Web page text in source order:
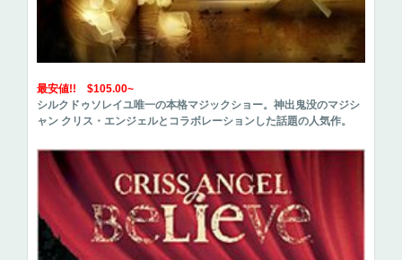
最安値!! $105.00~
シルクドゥソレイユ唯一の本格マジックショー。神出鬼没のマジシ
ャン クリス・エンジェルとコラボレーションした話題の人気作。